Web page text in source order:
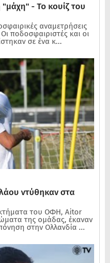
- Το κουίζ του
αναμετρήσεις
ποδοσφαιριστές και οι
σε ένα κ...
ντύθηκαν στα
του ΟΦΗ, Aitor
της ομάδας, έκαναν
στην Ολλανδία ...